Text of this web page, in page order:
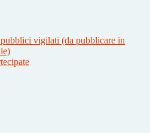
vigilati (da pubblicare in